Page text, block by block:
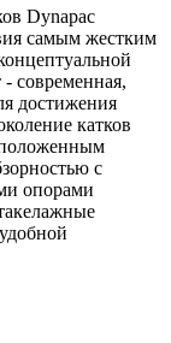
Dynapac
самым жестким
- современная,
достижения
катков
с
опорами